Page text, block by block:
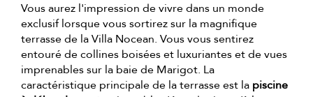
Vous aurez l'impression de vivre dans un monde
exclusif lorsque vous sortirez sur la magnifique
terrasse de la Villa Nocean. Vous vous sentirez
entouré de collines boisées et luxuriantes et de vues
imprenables sur la baie de Marigot. La
caractéristique principale de la terrasse est la piscine